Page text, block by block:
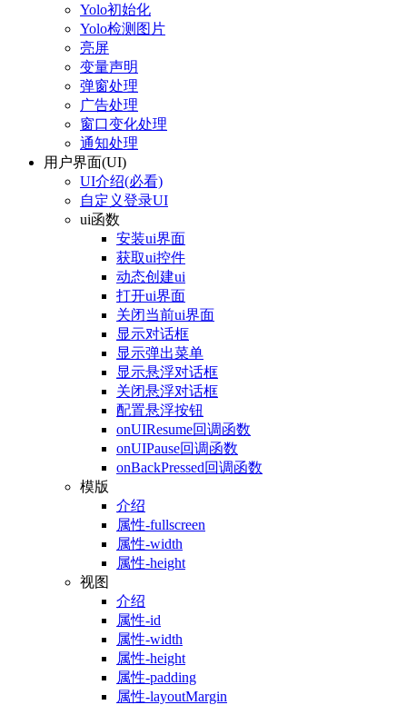
Yolo初始化
Yolo检测图片
亮屏
变量声明
弹窗处理
广告处理
窗口变化处理
通知处理
用户界面(UI)
UI介绍(必看)
自定义登录UI
ui函数
安装ui界面
获取ui控件
动态创建ui
打开ui界面
关闭当前ui界面
显示对话框
显示弹出菜单
显示悬浮对话框
关闭悬浮对话框
配置悬浮按钮
onUIResume回调函数
onUIPause回调函数
onBackPressed回调函数
模版
介绍
属性-fullscreen
属性-width
属性-height
视图
介绍
属性-id
属性-width
属性-height
属性-padding
属性-layoutMargin